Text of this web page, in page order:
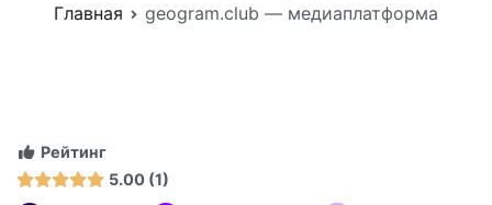
Главная geogram.club — медиаплатформа
Рейтинг
5.00 1